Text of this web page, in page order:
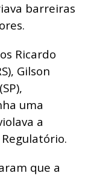
barreiras
Ricardo
Gilson
uma
a
que a